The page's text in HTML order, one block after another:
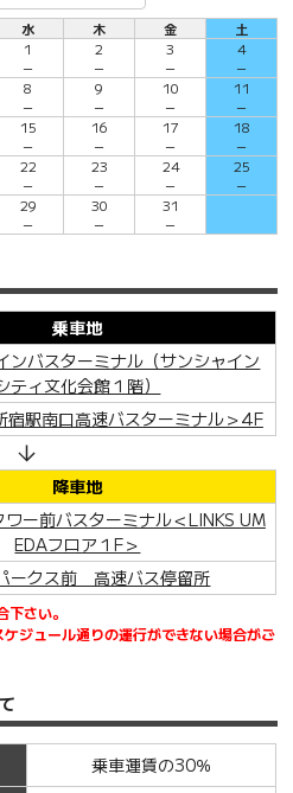
水 木 金
土
1
－
2
－
3
－
4
－
8
－
9
－
10
－
11
－
15
－
16
－
17
－
18
－
22
－
23
－
24
－
25
－
29
－
30
－
31
－
乗車地
ンバスターミナル（サンシャイン
ティ文化会館１階）
宿駅南口高速バスターミナル＞4F
降車地
ー前バスターミナル＜LINKS UM
EDAフロア１F＞
ークス前 高速バス停留所
さい。
ジュール通りの運行ができない場合がご
乗車運賃の30％